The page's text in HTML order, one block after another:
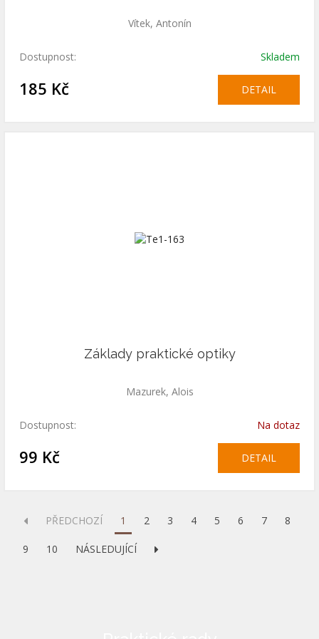
Vítek, Antonín
Dostupnost: Skladem
185 Kč DETAIL
Základy praktické optiky
Mazurek, Alois
Dostupnost: Na dotaz
99 Kč DETAIL
PŘEDCHOZÍ 1 2 3 4 5 6 7 8
9 10 NÁSLEDUJÍCÍ